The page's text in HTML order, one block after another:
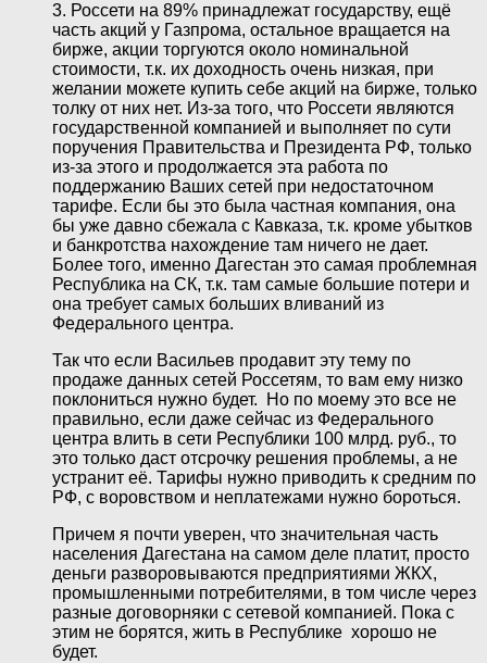
3. Россети на 89% принадлежат государству, ещё
часть акций у Газпрома, остальное вращается на
бирже, акции торгуются около номинальной
стоимости, т.к. их доходность очень низкая, при
желании можете купить себе акций на бирже, только
толку от них нет. Из-за того, что Россети являются
государственной компанией и выполняет по сути
поручения Правительства и Президента РФ, только
из-за этого и продолжается эта работа по
поддержанию Ваших сетей при недостаточном
тарифе. Если бы это была частная компания, она
бы уже давно сбежала с Кавказа, т.к. кроме убытков
и банкротства нахождение там ничего не дает.
Более того, именно Дагестан это самая проблемная
Республика на СК, т.к. там самые большие потери и
она требует самых больших вливаний из
Федерального центра.
Так что если Васильев продавит эту тему по
продаже данных сетей Россетям, то вам ему низко
поклониться нужно будет. Но по моему это все не
правильно, если даже сейчас из Федерального
центра влить в сети Республики 100 млрд. руб., то
это только даст отсрочку решения проблемы, а не
устранит её. Тарифы нужно приводить к средним по
РФ, с воровством и неплатежами нужно бороться.
Причем я почти уверен, что значительная часть
населения Дагестана на самом деле платит, просто
деньги разворовываются предприятиями ЖКХ,
промышленными потребителями, в том числе через
разные договорняки с сетевой компанией. Пока с
этим не борятся, жить в Республике хорошо не
будет.